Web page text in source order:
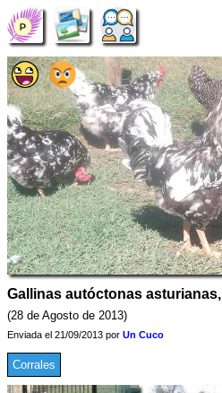
Gallinas autóctonas asturianas,
(28 de Agosto de 2013)
Enviada el 21/09/2013 por Un Cuco
Corrales